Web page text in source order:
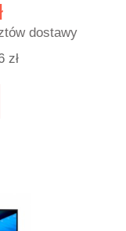
dostawy
zł